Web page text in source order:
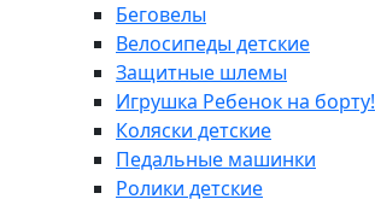
Беговелы
Велосипеды детские
Защитные шлемы
Игрушка Ребенок на борту!
Коляски детские
Педальные машинки
Ролики детские